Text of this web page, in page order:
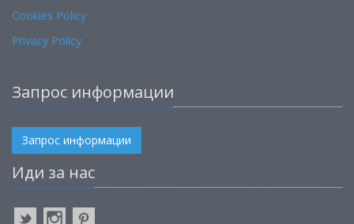
Cookies Policy
Privacy Policy
Запрос информации
Запрос информации
Иди за нас